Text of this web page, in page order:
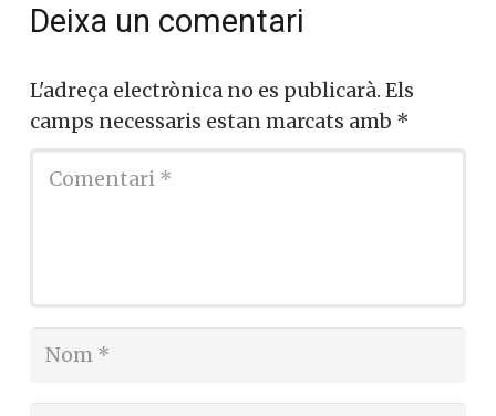
Deixa un comentari
L'adreça electrònica no es publicarà. Els
camps necessaris estan marcats amb *